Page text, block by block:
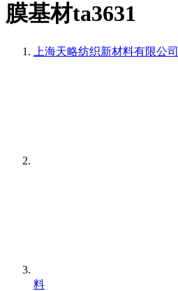
膜基材ta3631
上海天略纺织新材料有限公司
料